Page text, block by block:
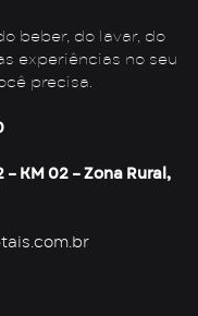
beber, do lavar, do
experiências no seu
precisa.
– KM 02 – Zona Rural,